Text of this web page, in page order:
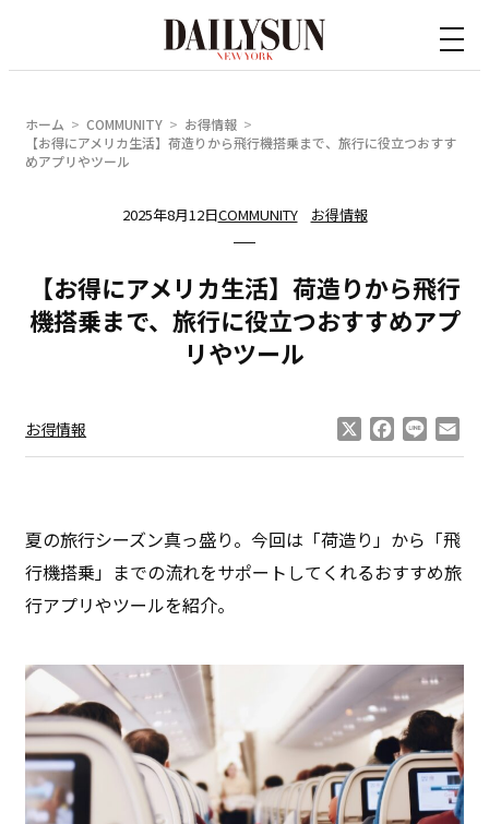
ホーム COMMUNITY
お得情報
【お得にアメリカ生活】荷造りから飛行機搭乗まで、旅行に役立つおすす
めアプリやツール
2025年8月12日COMMUNITY お得情報
【お得にアメリカ生活】荷造りから飛行
機搭乗まで、旅行に役立つおすすめアプ
リやツール
お得情報 Facebook
Line
夏の旅行シーズン真っ盛り。今回は「荷造り」から「飛
行機搭乗」までの流れをサポートしてくれるおすすめ旅
行アプリやツールを紹介。